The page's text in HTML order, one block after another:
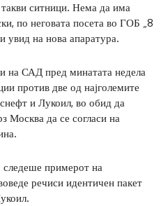
такви ситници. Нема да има
по неговата посета во ГОБ „8
увид на нова апаратура.
на САД пред минатата недела
против две од најголемите
и Лукоил, во обид да
Москва да се согласи на
следеше примерот на
речиси идентичен пакет